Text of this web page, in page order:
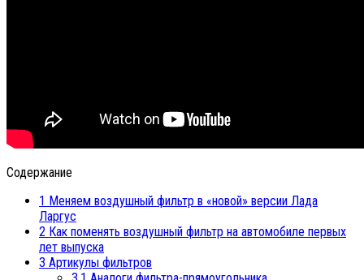
Содержание
1 Меняем воздушный фильтр в «новой» версии Лада
Ларгус
2 Как поменять воздушный фильтр на автомобиле первых
лет выпуска
3 Артикулы фильтров